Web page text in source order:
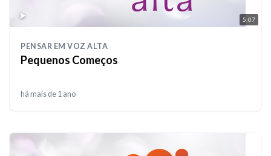
5:07
PENSAR EM VOZ ALTA
Pequenos Começos
há mais de 1 ano